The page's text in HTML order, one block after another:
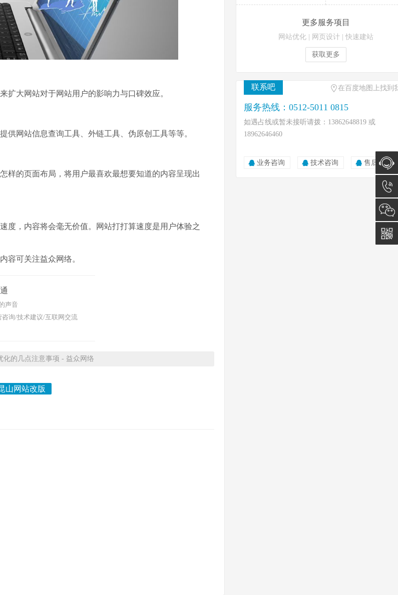
扩大网站对于网站用户的影响力与口碑效应。
网站信息查询工具、外链工具、伪原创工具等等。
样的页面布局，将用户最喜欢最想要知道的内容呈现出
度，内容将会毫无价值。网站打打算速度是用户体验之
容可关注益众网络。
声音
询/技术建议/互联网交流
化的几点注意事项 - 益众网络
山网站改版
更多服务项目
网站优化 网页设计 快速建站
获取更多
联系吧 在百度地图上找到
服务热线：0512-5011 0815
如遇占线或暂未接听请拨：13862648819 或
18962646460
业务咨询 技术咨询 售后服务
在线咨
询
0512-
5011